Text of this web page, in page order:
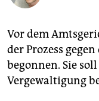
unterstützen
abo
genossenschaft
Vor dem
der Prozess
begonnen. Sie
Vergewaltigung